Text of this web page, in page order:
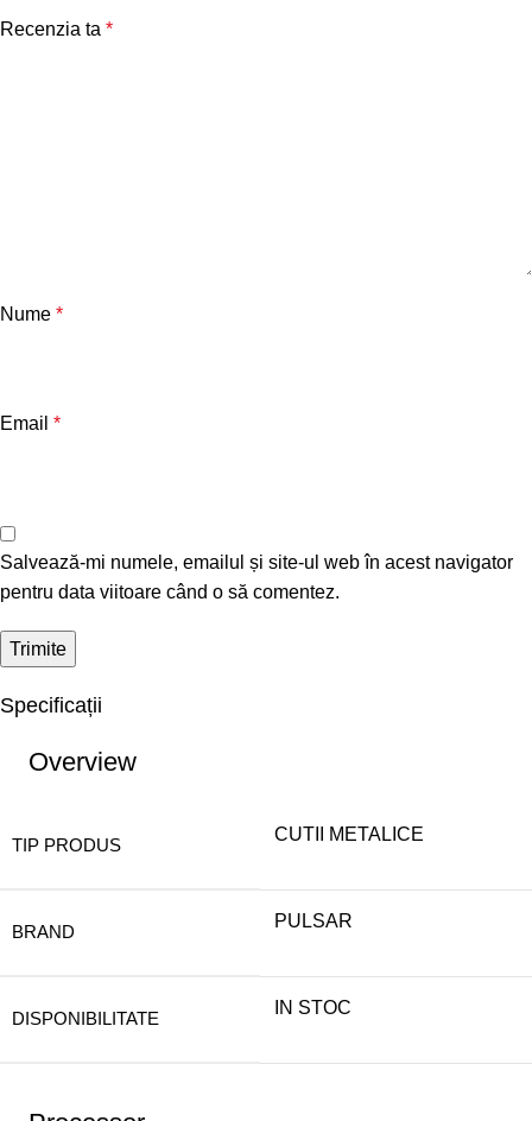
Recenzia ta *
Nume *
Email *
Salvează-mi numele, emailul și site-ul web în acest navigator
pentru data viitoare când o să comentez.
Specificații
Overview
TIP PRODUS
CUTII METALICE
BRAND
PULSAR
DISPONIBILITATE
IN STOC